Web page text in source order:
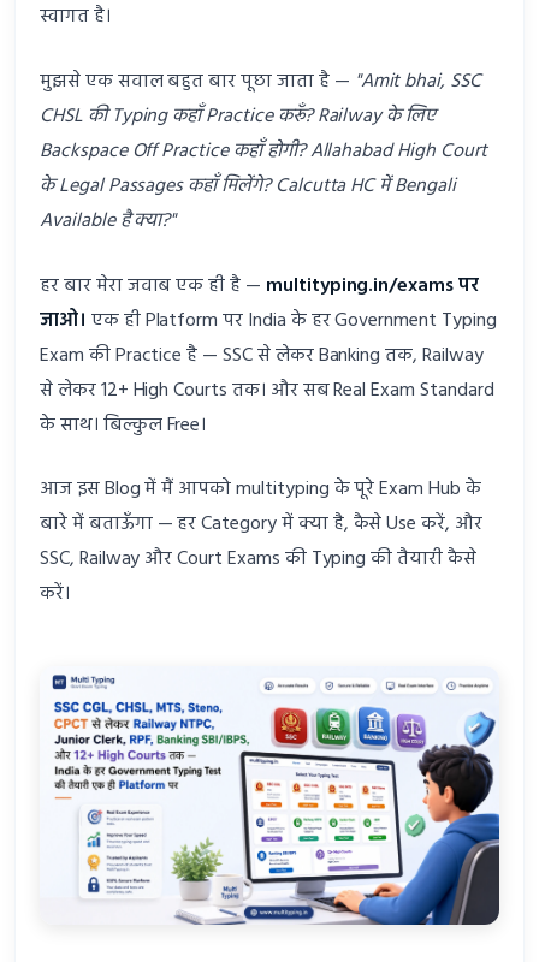
स्वागत है।
मुझसे एक सवाल बहुत बार पूछा जाता है — "Amit bhai, SSC
CHSL की Typing कहाँ Practice करूँ? Railway के लिए
Backspace Off Practice कहाँ होगी? Allahabad High Court
के Legal Passages कहाँ मिलेंगे? Calcutta HC में Bengali
Available है क्या?"
हर बार मेरा जवाब एक ही है — multityping.in/exams पर
जाओ। एक ही Platform पर India के हर Government Typing
Exam की Practice है — SSC से लेकर Banking तक, Railway
से लेकर 12+ High Courts तक। और सब Real Exam Standard
के साथ। बिल्कुल Free।
आज इस Blog में मैं आपको multityping के पूरे Exam Hub के
बारे में बताऊँगा — हर Category में क्या है, कैसे Use करें, और
SSC, Railway और Court Exams की Typing की तैयारी कैसे
करें।